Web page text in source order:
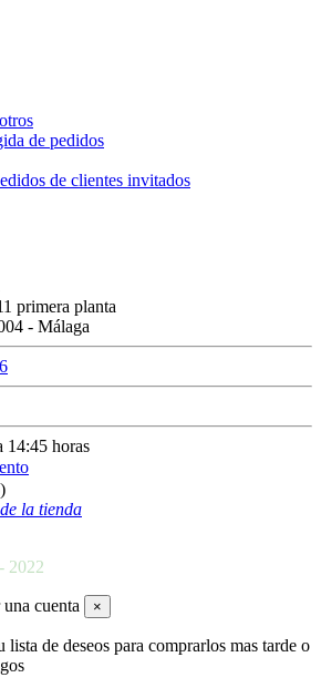
de pedidos
de clientes invitados
primera planta
- Málaga
14:45 horas
la tienda
2022
cuenta ×
lista de deseos para comprarlos mas tarde o